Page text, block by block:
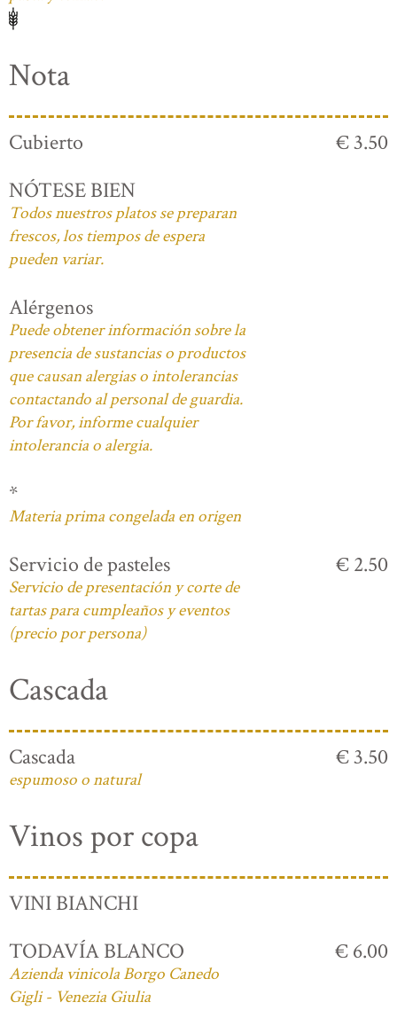
Nota
Cubierto
€ 3.50
NÓTESE BIEN
Todos nuestros platos se preparan
frescos, los tiempos de espera
pueden variar.
Alérgenos
Puede obtener información sobre la
presencia de sustancias o productos
que causan alergias o intolerancias
contactando al personal de guardia.
Por favor, informe cualquier
intolerancia o alergia.
*
Materia prima congelada en origen
Servicio de pasteles
Servicio de presentación y corte de
tartas para cumpleaños y eventos
(precio por persona)
€ 2.50
Cascada
Cascada
espumoso o natural
€ 3.50
Vinos por copa
VINI BIANCHI
TODAVÍA BLANCO
Azienda vinicola Borgo Canedo
Gigli - Venezia Giulia
€ 6.00